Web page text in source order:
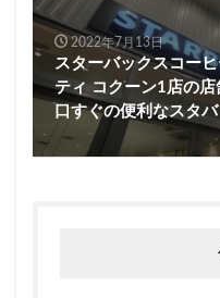
2022年7月13日
スターバックスコー
ティ コクーン1店の
口すぐの便利なスタバ